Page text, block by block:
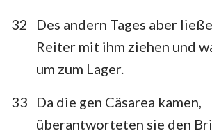
32
Des andern Tages aber
Reiter mit ihm ziehen und
um zum Lager.
33
Da die gen Cäsarea kamen,
überantworteten sie den